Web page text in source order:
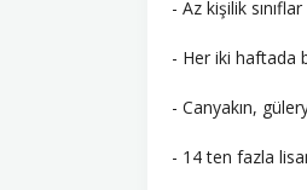
- Az kişilik sınıflar
- Her iki haftada
- Canyakın,
- 14 ten fazla